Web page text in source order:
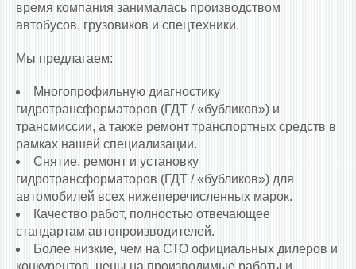
время компания занималась производством
автобусов, грузовиков и спецтехники.
Мы предлагаем:
Многопрофильную диагностику
гидротрансформаторов (ГДТ / «бубликов») и
трансмиссии, а также ремонт транспортных средств в
рамках нашей специализации.
Снятие, ремонт и установку
гидротрансформаторов (ГДТ / «бубликов») для
автомобилей всех нижеперечисленных марок.
Качество работ, полностью отвечающее
стандартам автопроизводителей.
Более низкие, чем на СТО официальных дилеров и
конкурентов, цены на производимые работы и